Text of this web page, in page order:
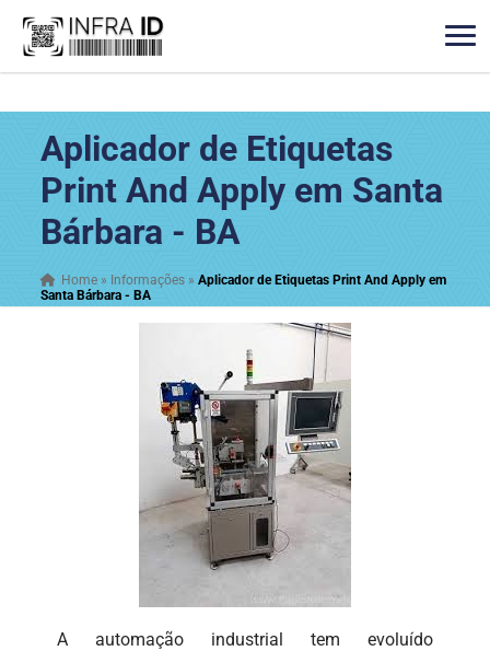
Aplicador de Etiquetas
Print And Apply em Santa
Bárbara - BA
Home » Informações »Aplicador de Etiquetas Print And Apply em
Santa Bárbara - BA
A automação industrial tem evoluído